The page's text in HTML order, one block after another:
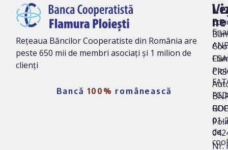
Rețeaua Băncilor Cooperatiste din România are
peste 650 mii de membri asociați și 1 milion de
clienți
Bancă 100% românească
ne
01-
Nr.
de